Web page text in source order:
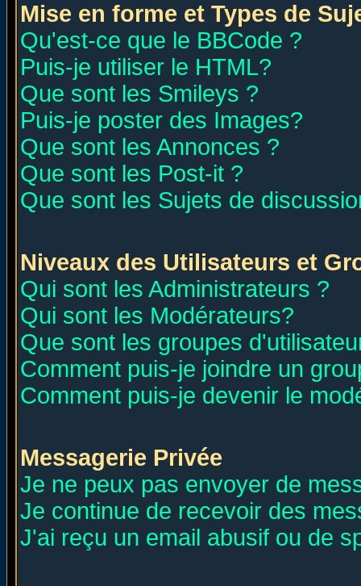
Mise en forme et Types de
Qu'est-ce que le BBCode ?
Puis-je utiliser le HTML?
Que sont les Smileys ?
Puis-je poster des Images?
Que sont les Annonces ?
Que sont les Post-it ?
Que sont les Sujets de
Niveaux des Utilisateurs et
Qui sont les Administrateurs ?
Qui sont les Modérateurs?
Que sont les groupes
Comment puis-je joindre un
Comment puis-je devenir le
Messagerie Privée
Je ne peux pas envoyer de
Je continue de recevoir des
J'ai reçu un email abusif ou de